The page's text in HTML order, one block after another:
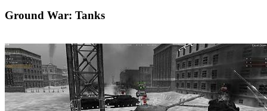
Ground War: Tanks